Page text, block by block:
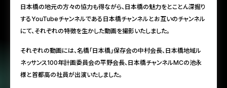
日本橋の地元の方々の協力も得ながら、日本橋の魅力をとことん深掘り
するYouTubeチャンネルである日本橋チャンネルとお互いのチャンネル
にて、それぞれの特徴を生かした動画を撮影いたしました。
それぞれの動画には、名橋「日本橋」保存会の中村会長、日本橋地域ル
ネッサンス100年計画委員会の平野会長、日本橋チャンネルMCの池永
様と首都高の社員が出演いたしました。